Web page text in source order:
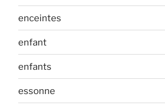
enceintes
enfant
enfants
essonne